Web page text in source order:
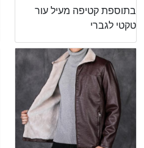
בתוספת קטיפה מעיל עור
טקטי לגברי